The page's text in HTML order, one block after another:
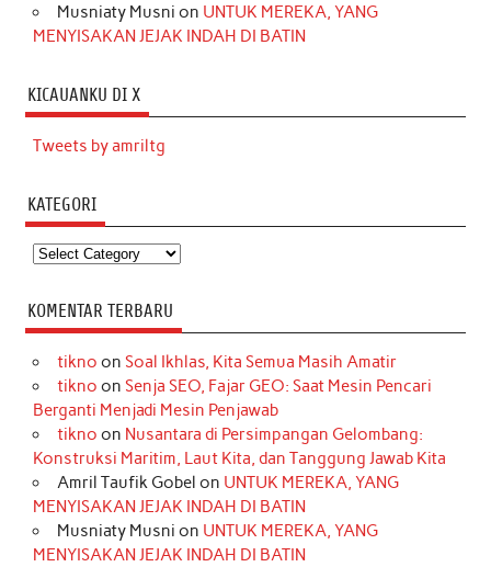
Musniaty Musni on UNTUK MEREKA, YANG
MENYISAKAN JEJAK INDAH DI BATIN
KICAUANKU DI X
Tweets by amriltg
KATEGORI
Kategori
KOMENTAR TERBARU
tikno on Soal Ikhlas, Kita Semua Masih Amatir
tikno on Senja SEO, Fajar GEO: Saat Mesin Pencari
Berganti Menjadi Mesin Penjawab
tikno on Nusantara di Persimpangan Gelombang:
Konstruksi Maritim, Laut Kita, dan Tanggung Jawab Kita
Amril Taufik Gobel on UNTUK MEREKA, YANG
MENYISAKAN JEJAK INDAH DI BATIN
Musniaty Musni on UNTUK MEREKA, YANG
MENYISAKAN JEJAK INDAH DI BATIN